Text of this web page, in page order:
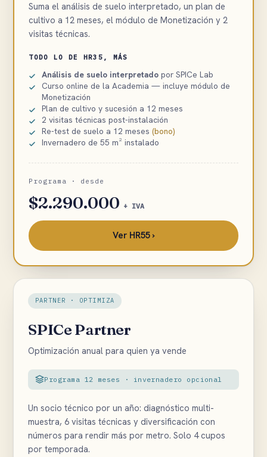
Suma el análisis de suelo interpretado, un plan de
cultivo a 12 meses, el módulo de Monetización y 2
visitas técnicas.
TODO LO DE HR35, MÁS
Análisis de suelo interpretado por SPICe Lab
Curso online de la Academia — incluye módulo de
Monetización
Plan de cultivo y sucesión a 12 meses
2 visitas técnicas post-instalación
Re-test de suelo a 12 meses(bono)
Invernadero de 55 m² instalado
Programa · desde
$2.290.000 + IVA
Ver HR55 ›
PARTNER · OPTIMIZA
SPICe Partner
Optimización anual para quien ya vende
Programa 12 meses · invernadero opcional
Un socio técnico por un año: diagnóstico multi-
muestra, 6 visitas técnicas y diversificación con
números para rendir más por metro. Solo 4 cupos
por temporada.